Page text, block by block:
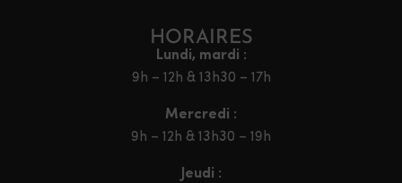
HORAIRES
Lundi, mardi :
9h – 12h & 13h30 – 17h
Mercredi :
9h – 12h & 13h30 – 19h
Jeudi :